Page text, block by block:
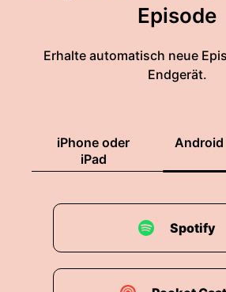
Episode
Erhalte automatisch neue
Endgerät.
iPhone oder
iPad
Android
Spotify